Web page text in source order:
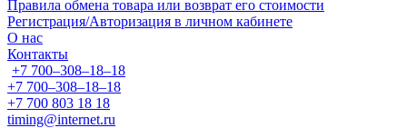
Правила обмена товара или возврат его стоимости
Регистрация/Авторизация в личном кабинете
О нас
Контакты
+7 700‒308‒18‒18
+7 700‒308‒18‒18
+7 700 803 18 18
timing@internet.ru